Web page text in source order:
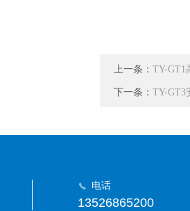
上一条： TY-GT1
下一条： TY-GT3
电话
13526865200